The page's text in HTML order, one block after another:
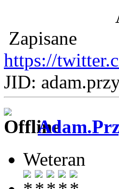
Adam
Zapisane
https://
JID:
Weteran